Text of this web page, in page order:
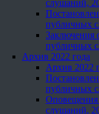
слушаний,
публичных
Заключения
публичных
Архив 2022 года
Архив 2022
публичных
Оповещения
слушаний,